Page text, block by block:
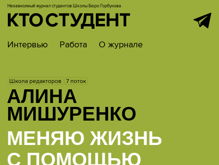
Независимый журнал студентов Школы Бюро Горбунова
Интервью Работа О журнале
Школа редакторов 7 поток
АЛИНА
МИШУРЕНКО
МЕНЯЮ ЖИЗНЬ
С ПОМОЩЬЮ